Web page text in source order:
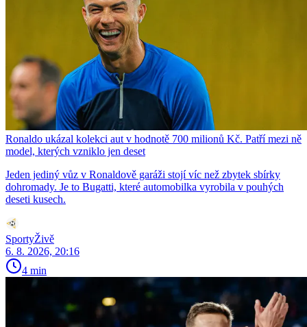
Ronaldo ukázal kolekci aut v hodnotě 700 milionů Kč. Patří mezi ně
model, kterých vzniklo jen deset
Jeden jediný vůz v Ronaldově garáži stojí víc než zbytek sbírky
dohromady. Je to Bugatti, které automobilka vyrobila v pouhých
deseti kusech.
SportyŽivě
6. 8. 2026, 20:16
4 min